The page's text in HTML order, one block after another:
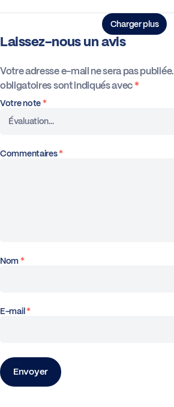
Charger plus
Laissez-nous un avis
Votre adresse e-mail ne sera pas publiée.
obligatoires sont indiqués avec*
Votre note*
Commentaires*
Nom*
E-mail*